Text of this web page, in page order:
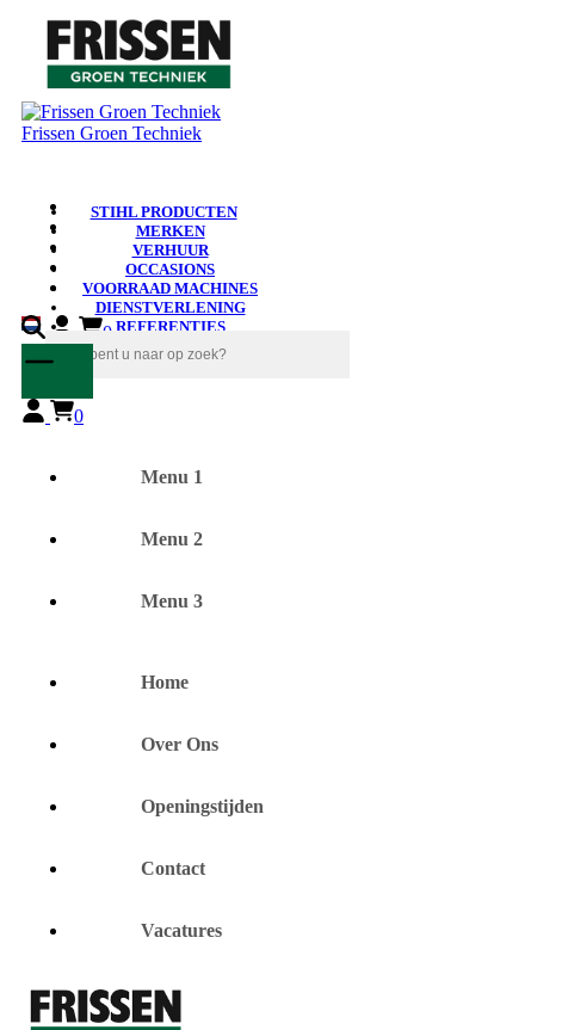
Frissen Groen Techniek
STIHL PRODUCTEN
MERKEN
VERHUUR
OCCASIONS
VOORRAAD MACHINES
DIENSTVERLENING
REFERENTIES
0
0
Menu 1
Menu 2
Menu 3
Home
Over Ons
Openingstijden
Contact
Vacatures